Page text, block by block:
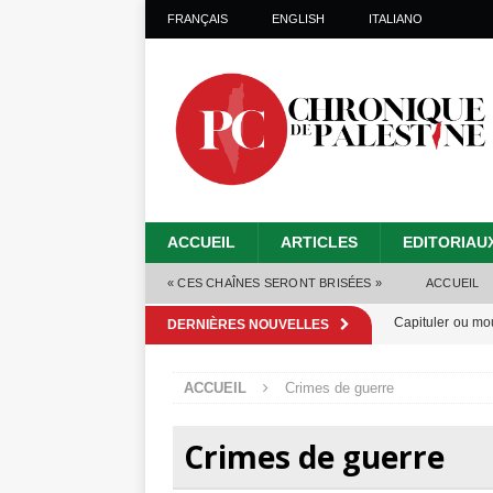
FRANÇAIS ENGLISH ITALIANO
ACCUEIL ARTICLES
« CES CHAÎNES SERONT BRISÉES » ACCUEIL
DERNIÈRES NOUVELLES Capituler ou
Alors que
ACCUEIL Crimes de guerre
Crimes de guerre